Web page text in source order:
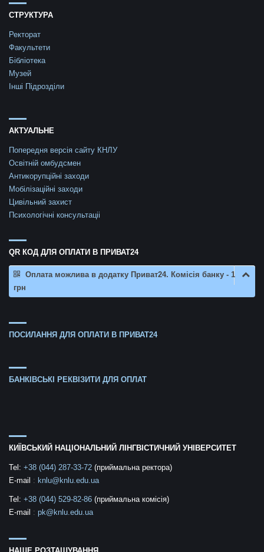
СТРУКТУРА
Ректорат
Факультети
Бібліотека
Музей
Інші Підрозділи
АКТУАЛЬНЕ
Попередня версія сайту КНЛУ
Освітній омбудсмен
Антикорупційні заходи
Мобілізаційні заходи
Цивільний захист
Психологічні консультаціі
QR КОД ДЛЯ ОПЛАТИ В ПРИВАТ24
Оплата можлива в додатку Приват24. Комісія банку - 1
грн
ПОСИЛАННЯ ДЛЯ ОПЛАТИ В ПРИВАТ24
БАНКІВСЬКІ РЕКВІЗИТИ ДЛЯ ОПЛАТ
КИЇВСЬКИЙ НАЦІОНАЛЬНИЙ ЛІНГВІСТИЧНИЙ УНІВЕРСИТЕТ
Tel: +38 (044) 287-33-72 (приймальна ректора)
E-mail : knlu@knlu.edu.ua
Tel: +38 (044) 529-82-86 (приймальна комісія)
E-mail : pk@knlu.edu.ua